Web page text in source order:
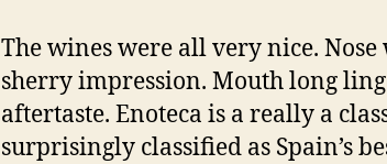
The wines were all very nice.
sherry impression. Mouth long
aftertaste. Enoteca is a really a
surprisingly classified as Spain’s